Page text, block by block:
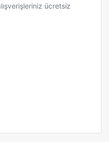
ücretsiz